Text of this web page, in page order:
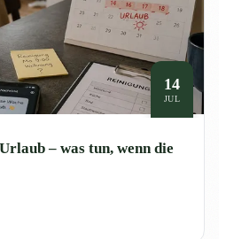
14
JUL
– was tun, wenn die